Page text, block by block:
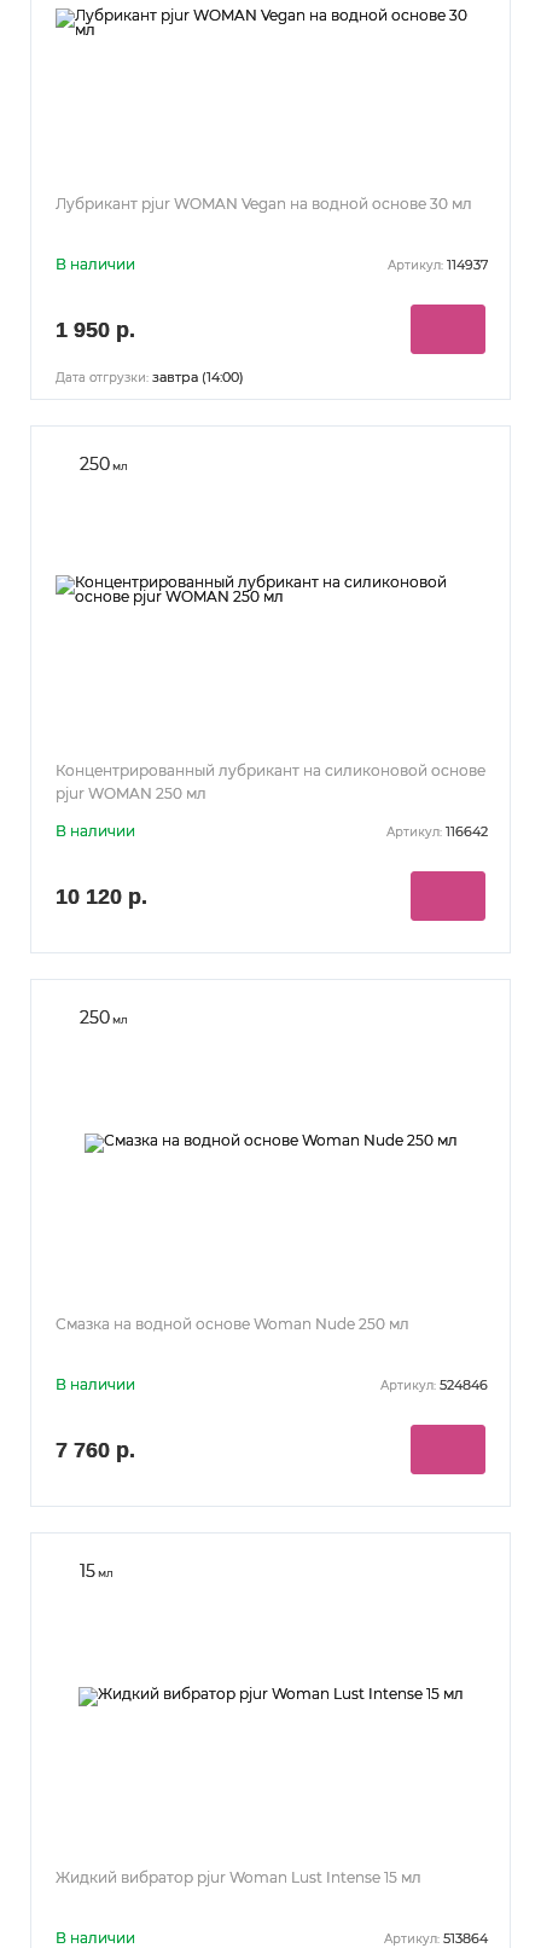
Лубрикант pjur WOMAN Vegan на водной основе 30 мл
В наличии Артикул: 114937
1 950 р.
Дата отгрузки: завтра (14:00)
250мл
Концентрированный лубрикант на силиконовой основе
pjur WOMAN 250 мл
В наличии Артикул: 116642
10 120 р.
250мл
Смазка на водной основе Woman Nude 250 мл
В наличии Артикул: 524846
7 760 р.
15мл
Жидкий вибратор pjur Woman Lust Intense 15 мл
В наличии Артикул: 513864